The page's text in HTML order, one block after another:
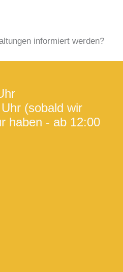
informiert werden?
(sobald wir
haben - ab 12:00